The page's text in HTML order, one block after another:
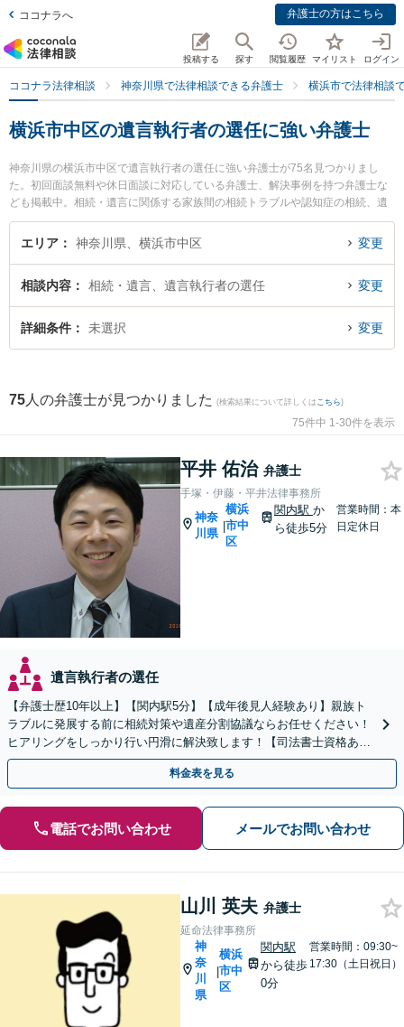
ココナラへ 弁護士の方はこちら
投稿する 探す 閲覧履歴 マイリスト ログイン
ココナラ法律相談 神奈川県で法律相談できる弁護士 横浜市で法律相談
横浜市中区の遺言執行者の選任に強い弁護士
神奈川県の横浜市中区で遺言執行者の選任に強い弁護士が75名見つかりまし
た。初回面談無料や休日面談に対応している弁護士、解決事例を持つ弁護士な
ども掲載中。相続・遺言に関係する家族間の相続トラブルや認知症の相続、遺
産分割等の細かな分野での絞り込み検索もでき便利です。特に手塚・伊藤・平
井法律事務所の平井 佑治弁護士や延命法律事務所の山川 英夫弁護士、かんない
のトラブルを今すぐに弁護士に相談したい』『遺言執行者の選任のトラブル解
決の実績豊富な近くの弁護士を検索したい』『初回相談無料で遺言執行者の選
任を法律相談できる横浜市中区内の弁護士に相談予約したい』などでお困りの
エリア 神奈川県、横浜市中区 変更
相談内容 相続・遺言、遺言執行者の選任 変更
詳細条件 未選択 変更
75 人の弁護士が見つかりました (検索結果について詳しくは こちら)
75件中 1-30件を表示
平井 佑治 弁護士
手塚・伊藤・平井法律事務所
神奈
川県
|
横浜
市中
区
関内駅 か
ら徒歩5分
営業時間：本
日定休日
遺言執行者の選任
【弁護士歴10年以上】【関内駅5分】【成年後見人経験あり】親族ト
ラブルに発展する前に相続対策や遺産分割協議ならお任せください！
ヒアリングをしっかり行い円滑に解決致します！【司法書士資格あ
り】【子連れ相談可】【夜間/休日対応可】
料金表を見る
電話でお問い合わせ メールでお問い合わせ
山川 英夫 弁護士
延命法律事務所
神
奈
川
県
|
横浜
市中
区
関内駅
から徒歩
0分
営業時間：09:30~
17:30（土日祝日）